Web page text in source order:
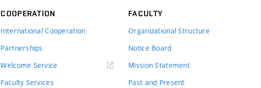
COOPERATION
International Cooperation
Partnerships
Welcome Service
Faculty Services
FACULTY
Organizational Structure
Notice Board
Mission Statement
Past and Present